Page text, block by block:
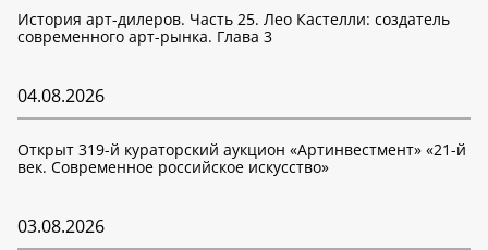
История арт-дилеров. Часть 25. Лео Кастелли: создатель
современного арт-рынка. Глава 3
04.08.2026
Открыт 319-й кураторский аукцион «Артинвестмент» «21-й
век. Современное российское искусство»
03.08.2026